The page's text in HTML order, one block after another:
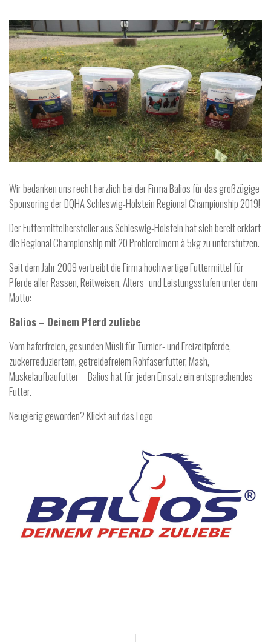
Wir bedanken uns recht herzlich bei der Firma Balios für das großzügige
Sponsoring der DQHA Schleswig-Holstein Regional Championship 2019!
Der Futtermittelhersteller aus Schleswig-Holstein hat sich bereit erklärt
die Regional Championship mit 20 Probiereimern à 5kg zu unterstützen.
Seit dem Jahr 2009 vertreibt die Firma hochwertige Futtermittel für
Pferde aller Rassen, Reitweisen, Alters- und Leistungsstufen unter dem
Motto:
Balios – Deinem Pferd zuliebe
Vom haferfreien, gesunden Müsli für Turnier- und Freizeitpferde,
zuckerreduziertem, getreidefreiem Rohfaserfutter, Mash,
Muskelaufbaufutter – Balios hat für jeden Einsatz ein entsprechendes
Futter.
Neugierig geworden? Klickt auf das Logo